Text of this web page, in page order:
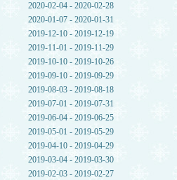
2020-02-04 - 2020-02-28
2020-01-07 - 2020-01-31
2019-12-10 - 2019-12-19
2019-11-01 - 2019-11-29
2019-10-10 - 2019-10-26
2019-09-10 - 2019-09-29
2019-08-03 - 2019-08-18
2019-07-01 - 2019-07-31
2019-06-04 - 2019-06-25
2019-05-01 - 2019-05-29
2019-04-10 - 2019-04-29
2019-03-04 - 2019-03-30
2019-02-03 - 2019-02-27